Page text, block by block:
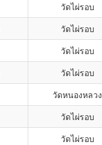
วัดไผ่รอบ
วัดไผ่รอบ
วัดไผ่รอบ
วัดไผ่รอบ
วัดหนองหลวง
วัดไผ่รอบ
วัดไผ่รอบ